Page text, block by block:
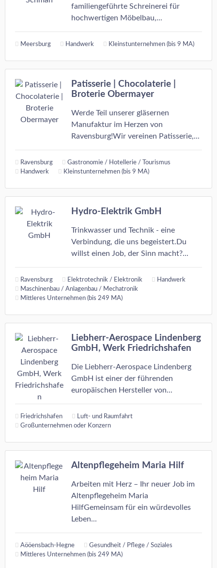
familiengeführte Schreinerei für
hochwertigen Möbelbau,...
Meersburg Handwerk Kleinstunternehmen (bis 9 MA)
Patisserie | Chocolaterie |
Broterie Obermayer
Werde Teil unserer gläsernen
Manufaktur im Herzen von
Ravensburg!Wir vereinen Patisserie,...
Ravensburg
Gastronomie / Hotellerie / Tourismus
Handwerk
Kleinstunternehmen (bis 9 MA)
Hydro-Elektrik GmbH
Trinkwasser und Technik - eine
Verbindung, die uns begeistert.Du
willst einen Job, der Sinn macht?...
Ravensburg Elektrotechnik / Elektronik
Handwerk
Maschinenbau / Anlagenbau / Mechatronik
Mittleres Unternehmen (bis 249 MA)
Liebherr-Aerospace Lindenberg
GmbH, Werk Friedrichshafen
Die Liebherr-Aerospace Lindenberg
GmbH ist einer der führenden
europäischen Hersteller von...
Friedrichshafen
Luft- und Raumfahrt
Großunternehmen oder Konzern
Altenpflegeheim Maria Hilf
Arbeiten mit Herz – Ihr neuer Job im
Altenpflegeheim Maria
HilfGemeinsam für ein würdevolles
Leben...
Aööensbach-Hegne
Gesundheit / Pflege / Soziales
Mittleres Unternehmen (bis 249 MA)